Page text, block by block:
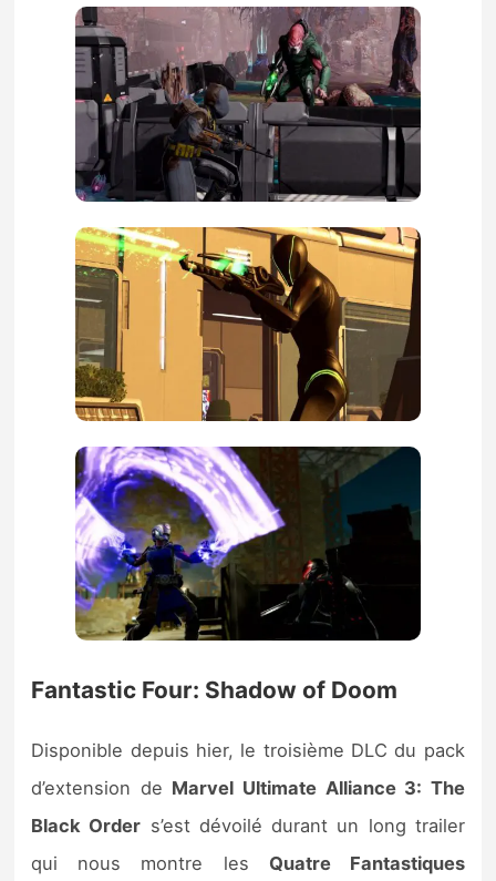
Fantastic Four: Shadow of Doom
Disponible depuis hier, le troisième DLC du pack
d’extension de Marvel Ultimate Alliance 3: The
Black Order s’est dévoilé durant un long trailer
qui nous montre les Quatre Fantastiques